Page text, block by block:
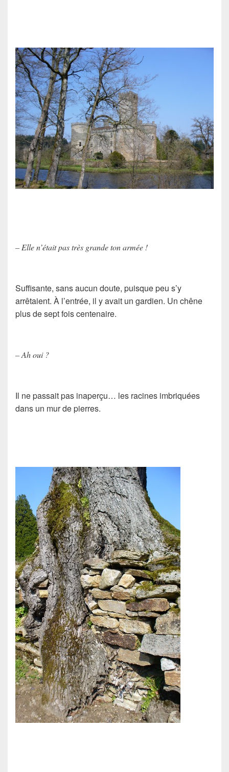
– Elle n’était pas très grande ton armée !
Suffisante, sans aucun doute, puisque peu s’y
arrêtaient. À l’entrée, il y avait un gardien. Un chêne
plus de sept fois centenaire.
– Ah oui ?
Il ne passait pas inaperçu… les racines imbriquées
dans un mur de pierres.